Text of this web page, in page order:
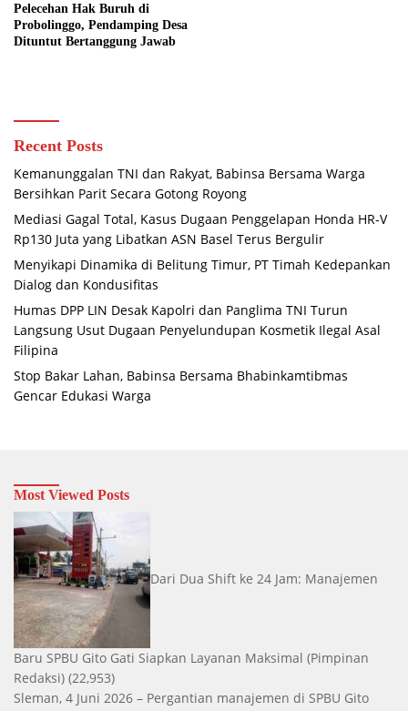
Pelecehan Hak Buruh di
Probolinggo, Pendamping Desa
Dituntut Bertanggung Jawab
Recent Posts
Kemanunggalan TNI dan Rakyat, Babinsa Bersama Warga
Bersihkan Parit Secara Gotong Royong
Mediasi Gagal Total, Kasus Dugaan Penggelapan Honda HR-V
Rp130 Juta yang Libatkan ASN Basel Terus Bergulir
Menyikapi Dinamika di Belitung Timur, PT Timah Kedepankan
Dialog dan Kondusifitas
Humas DPP LIN Desak Kapolri dan Panglima TNI Turun
Langsung Usut Dugaan Penyelundupan Kosmetik Ilegal Asal
Filipina
Stop Bakar Lahan, Babinsa Bersama Bhabinkamtibmas
Gencar Edukasi Warga
Most Viewed Posts
Dari Dua Shift ke 24 Jam: Manajemen
Baru SPBU Gito Gati Siapkan Layanan Maksimal (Pimpinan
Redaksi) (22,953)
Sleman, 4 Juni 2026 – Pergantian manajemen di SPBU Gito